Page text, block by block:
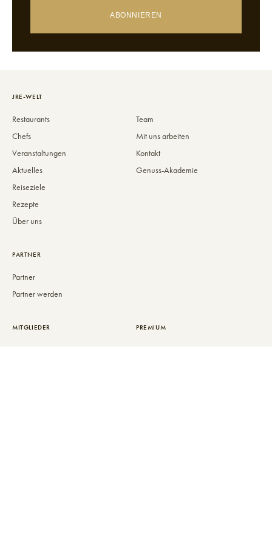
ABONNIEREN
JRE-WELT
Restaurants
Chefs
Veranstaltungen
Aktuelles
Reiseziele
Rezepte
Über uns
Team
Mit uns arbeiten
Kontakt
Genuss-Akademie
PARTNER
Partner
Partner werden
MITGLIEDER PREMIUM